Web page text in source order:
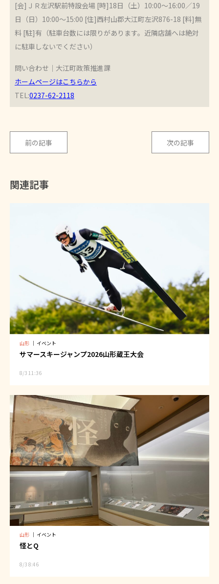
[会]ＪＲ左沢駅前特設会場 [時]18日（土）10:00～16:00／19
日（日）10:00～15:00 [住]西村山郡大江町左沢876-18 [料]無
料 [駐]有（駐車台数には限りがあります。近隣店舗へは絶対
に駐車しないでください）
問い合わせ｜大江町政策推進課
ホームページはこちらから
TEL:0237-62-2118
前の記事 次の記事
関連記事
山形 ｜ イベント
サマースキージャンプ2026山形蔵王大会
8/3 11:36
山形 ｜ イベント
怪とQ
8/3 8:46